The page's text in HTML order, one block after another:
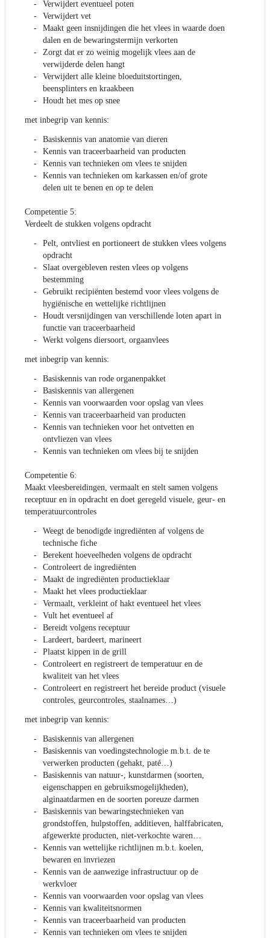
Verwijdert eventueel poten
Verwijdert vet
Maakt geen insnijdingen die het vlees in waarde doen
dalen en de bewaringstermijn verkorten
Zorgt dat er zo weinig mogelijk vlees aan de
verwijderde delen hangt
Verwijdert alle kleine bloeduitstortingen,
beensplinters en kraakbeen
Houdt het mes op snee
met inbegrip van kennis:
Basiskennis van anatomie van dieren
Kennis van traceerbaarheid van producten
Kennis van technieken om vlees te snijden
Kennis van technieken om karkassen en/of grote
delen uit te benen en op te delen
Competentie 5:
Verdeelt de stukken volgens opdracht
Pelt, ontvliest en portioneert de stukken vlees volgens
opdracht
Slaat overgebleven resten vlees op volgens
bestemming
Gebruikt recipiënten bestemd voor vlees volgens de
hygiënische en wettelijke richtlijnen
Houdt versnijdingen van verschillende loten apart in
functie van traceerbaarheid
Werkt volgens diersoort, orgaanvlees
met inbegrip van kennis:
Basiskennis van rode organenpakket
Basiskennis van allergenen
Kennis van voorwaarden voor opslag van vlees
Kennis van traceerbaarheid van producten
Kennis van technieken voor het ontvetten en
ontvliezen van vlees
Kennis van technieken om vlees bij te snijden
Competentie 6:
Maakt vleesbereidingen, vermaalt en stelt samen volgens
receptuur en in opdracht en doet geregeld visuele, geur- en
temperatuurcontroles
Weegt de benodigde ingrediënten af volgens de
technische fiche
Berekent hoeveelheden volgens de opdracht
Controleert de ingrediënten
Maakt de ingrediënten productieklaar
Maakt het vlees productieklaar
Vermaalt, verkleint of hakt eventueel het vlees
Vult het eventueel af
Bereidt volgens receptuur
Lardeert, bardeert, marineert
Plaatst kippen in de grill
Controleert en registreert de temperatuur en de
kwaliteit van het vlees
Controleert en registreert het bereide product (visuele
controles, geurcontroles, staalnames…)
met inbegrip van kennis:
Basiskennis van allergenen
Basiskennis van voedingstechnologie m.b.t. de te
verwerken producten (gehakt, paté…)
Basiskennis van natuur-, kunstdarmen (soorten,
eigenschappen en gebruiksmogelijkheden),
alginaatdarmen en de soorten poreuze darmen
Basiskennis van bewaringstechnieken van
grondstoffen, hulpstoffen, additieven, halffabricaten,
afgewerkte producten, niet-verkochte waren…
Kennis van wettelijke richtlijnen m.b.t. koelen,
bewaren en invriezen
Kennis van de aanwezige infrastructuur op de
werkvloer
Kennis van voorwaarden voor opslag van vlees
Kennis van kwaliteitsnormen
Kennis van traceerbaarheid van producten
Kennis van technieken om vlees te snijden